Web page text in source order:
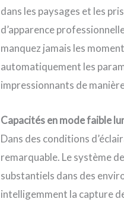
dans les paysages et les
d’apparence
manquez jamais les
automatiquement les
impressionnants de
Capacités en mode faible
Dans des conditions
remarquable. Le système
substantiels dans des
intelligemment la capture